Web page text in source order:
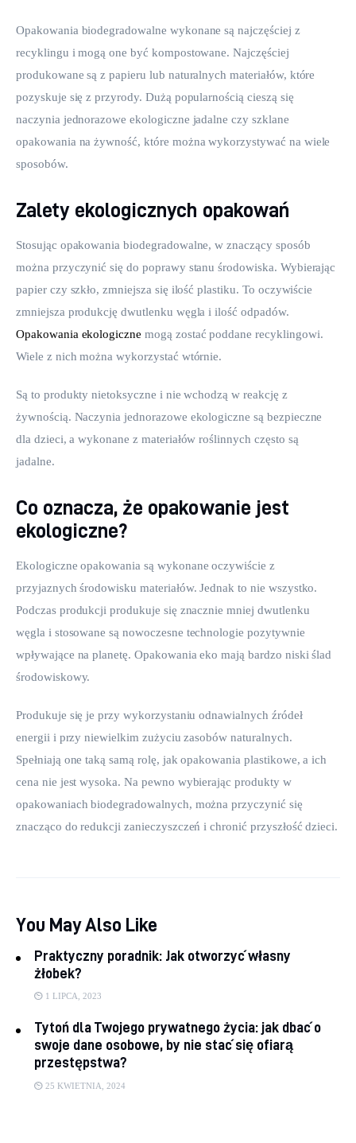
Opakowania biodegradowalne wykonane są najczęściej z
recyklingu i mogą one być kompostowane. Najczęściej
produkowane są z papieru lub naturalnych materiałów, które
pozyskuje się z przyrody. Dużą popularnością cieszą się
naczynia jednorazowe ekologiczne jadalne czy szklane
opakowania na żywność, które można wykorzystywać na wiele
sposobów.
Zalety ekologicznych opakowań
Stosując opakowania biodegradowalne, w znaczący sposób
można przyczynić się do poprawy stanu środowiska. Wybierając
papier czy szkło, zmniejsza się ilość plastiku. To oczywiście
zmniejsza produkcję dwutlenku węgla i ilość odpadów.
Opakowania ekologiczne mogą zostać poddane recyklingowi.
Wiele z nich można wykorzystać wtórnie.
Są to produkty nietoksyczne i nie wchodzą w reakcję z
żywnością. Naczynia jednorazowe ekologiczne są bezpieczne
dla dzieci, a wykonane z materiałów roślinnych często są
jadalne.
Co oznacza, że opakowanie jest
ekologiczne?
Ekologiczne opakowania są wykonane oczywiście z
przyjaznych środowisku materiałów. Jednak to nie wszystko.
Podczas produkcji produkuje się znacznie mniej dwutlenku
węgla i stosowane są nowoczesne technologie pozytywnie
wpływające na planetę. Opakowania eko mają bardzo niski ślad
środowiskowy.
Produkuje się je przy wykorzystaniu odnawialnych źródeł
energii i przy niewielkim zużyciu zasobów naturalnych.
Spełniają one taką samą rolę, jak opakowania plastikowe, a ich
cena nie jest wysoka. Na pewno wybierając produkty w
opakowaniach biodegradowalnych, można przyczynić się
znacząco do redukcji zanieczyszczeń i chronić przyszłość dzieci.
You May Also Like
Praktyczny poradnik: Jak otworzyć własny
żłobek?
1 LIPCA, 2023
Tytoń dla Twojego prywatnego życia: jak dbać o
swoje dane osobowe, by nie stać się ofiarą
przestępstwa?
25 KWIETNIA, 2024